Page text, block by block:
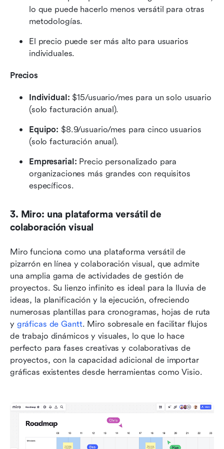
lo que puede hacerlo menos versátil para otras
metodologías.
El precio puede ser más alto para usuarios
individuales.
Precios
Individual: $15/usuario/mes para un solo usuario
(solo facturación anual).
Equipo: $8.9/usuario/mes para cinco usuarios
(solo facturación anual).
Empresarial: Precio personalizado para
organizaciones más grandes con requisitos
específicos.
3. Miro: una plataforma versátil de
colaboración visual
Miro funciona como una plataforma versátil de
pizarrón en línea y colaboración visual, que admite
una amplia gama de actividades de gestión de
proyectos. Su lienzo infinito es ideal para la lluvia de
ideas, la planificación y la ejecución, ofreciendo
numerosas plantillas para cronogramas, hojas de ruta
y gráficas de Gantt. Miro sobresale en facilitar flujos
de trabajo dinámicos y visuales, lo que lo hace
perfecto para fases creativas y colaborativas de
proyectos, con la capacidad adicional de importar
gráficas existentes desde herramientas como Visio.